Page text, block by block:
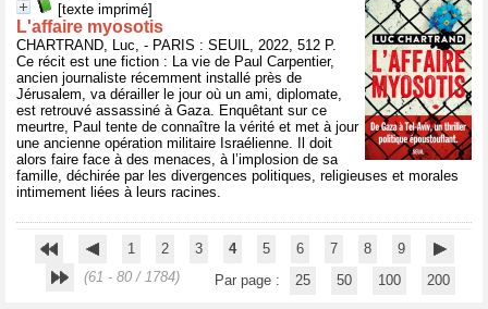
[texte imprimé]
L'affaire myosotis
CHARTRAND, Luc, - PARIS : SEUIL, 2022, 512 P.
Ce récit est une fiction : La vie de Paul Carpentier,
ancien journaliste récemment installé près de
Jérusalem, va dérailler le jour où un ami, diplomate,
est retrouvé assassiné à Gaza. Enquêtant sur ce
meurtre, Paul tente de connaître la vérité et met à jour
une ancienne opération militaire Israélienne. Il doit
alors faire face à des menaces, à l’implosion de sa
famille, déchirée par les divergences politiques, religieuses et morales
intimement liées à leurs racines.
1 2 3 4 5 6 7 8
9
(61 - 80 / 1784)
Par page : 25 50 100 200